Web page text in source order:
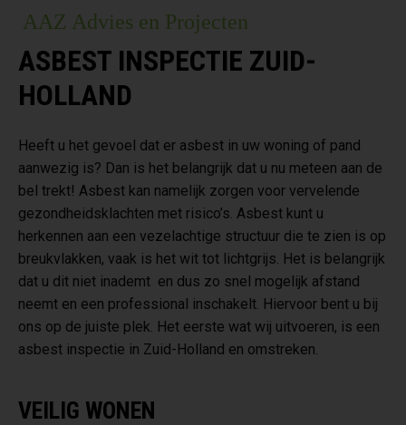
AAZ Advies en Projecten
ASBEST INSPECTIE ZUID-
HOLLAND
Heeft u het gevoel dat er asbest in uw woning of pand
aanwezig is? Dan is het belangrijk dat u nu meteen aan de
bel trekt! Asbest kan namelijk zorgen voor vervelende
gezondheidsklachten met risico’s. Asbest kunt u
herkennen aan een vezelachtige structuur die te zien is op
breukvlakken, vaak is het wit tot lichtgrijs. Het is belangrijk
dat u dit niet inademt en dus zo snel mogelijk afstand
neemt en een professional inschakelt. Hiervoor bent u bij
ons op de juiste plek. Het eerste wat wij uitvoeren, is een
asbest inspectie in Zuid-Holland en omstreken.
VEILIG WONEN